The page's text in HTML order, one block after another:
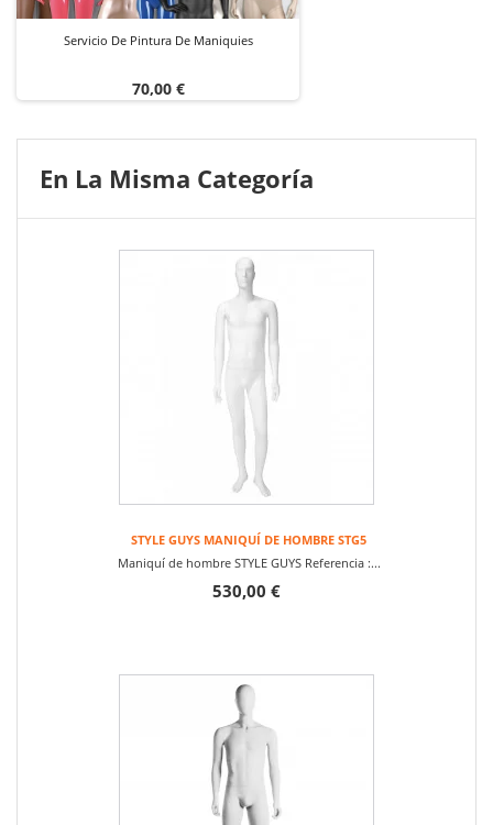
Servicio De Pintura De Maniquies
Precio
70,00 €
En La Misma Categoría
STYLE GUYS MANIQUÍ DE HOMBRE STG5
Maniquí de hombre STYLE GUYS Referencia :...
530,00 €